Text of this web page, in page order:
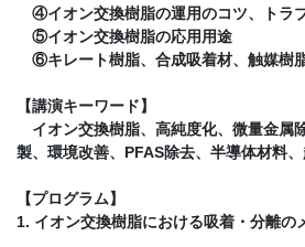
④イオン交換樹脂の運用のコツ、トラ
⑤イオン交換樹脂の応用用途
⑥キレート樹脂、合成吸着材、触媒樹
【講演キーワード】
イオン交換樹脂、高純度化、微量金属
製、環境改善、PFAS除去、半導体材料
【プログラム】
1. イオン交換樹脂における吸着・分離の